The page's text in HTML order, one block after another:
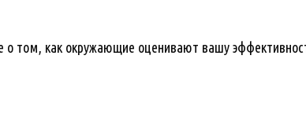
о том, как окружающие оценивают вашу